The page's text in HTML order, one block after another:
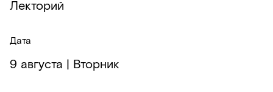
Лекторий
Дата
9 августа | Вторник